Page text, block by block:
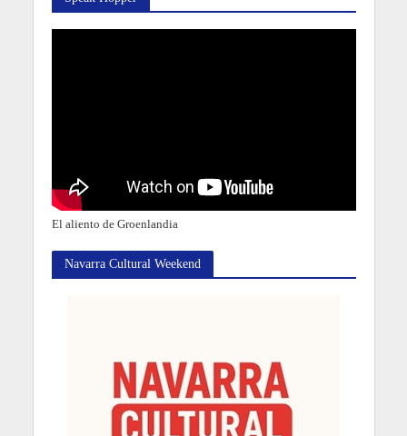
El aliento de Groenlandia
Navarra Cultural Weekend